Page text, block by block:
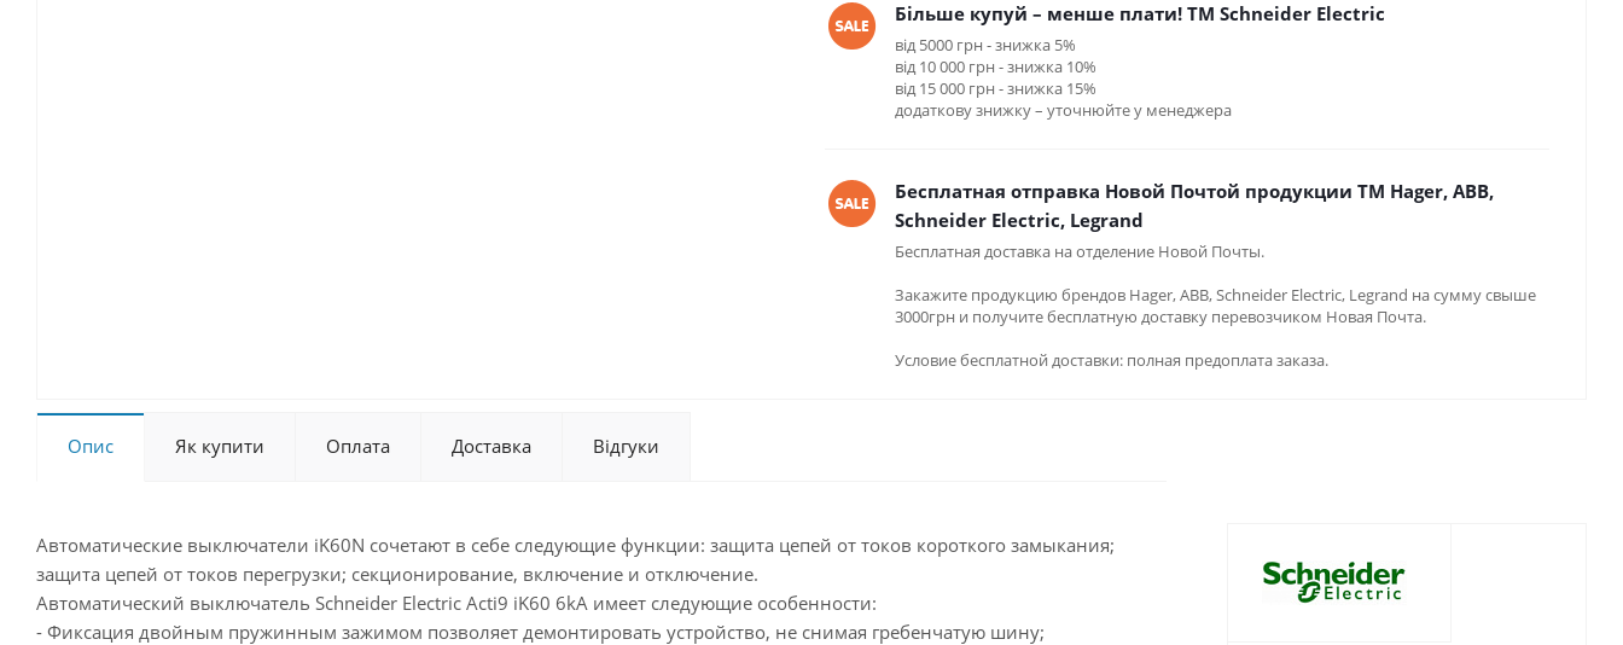
Більше купуй – менше плати! ТМ Schneider Electric
від 5000 грн - знижка 5%
від 10 000 грн - знижка 10%
від 15 000 грн - знижка 15%
додаткову знижку – уточнюйте у менеджера
Бесплатная отправка Новой Почтой продукции ТМ Hager, ABB,
Schneider Electric, Legrand
Бесплатная доставка на отделение Новой Почты.
Закажите продукцию брендов Hager, ABB, Schneider Electric, Legrand на сумму свыше
3000грн и получите бесплатную доставку перевозчиком Новая Почта.
Условие бесплатной доставки: полная предоплата заказа.
Опис Як купити Оплата Доставка Відгуки
Автоматические выключатели iK60N сочетают в себе следующие функции: защита цепей от токов короткого замыкания;
защита цепей от токов перегрузки; секционирование, включение и отключение.
Автоматический выключатель Schneider Electric Acti9 iK60 6kA имеет следующие особенности:
- Фиксация двойным пружинным зажимом позволяет демонтировать устройство, не снимая гребенчатую шину;